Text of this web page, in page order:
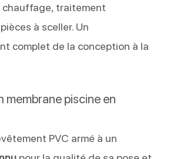
chauffage, traitement
à sceller. Un
complet de la conception à la
membrane piscine en
PVC armé à un